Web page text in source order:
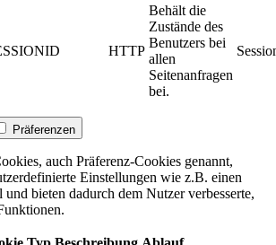
HTTP
Behält die
Zustände des
Benutzers bei
allen
Seitenanfragen
bei.
Präferenzen
auch Präferenz-Cookies genannt,
Einstellungen wie z.B. einen
und bieten dadurch dem Nutzer verbesserte,